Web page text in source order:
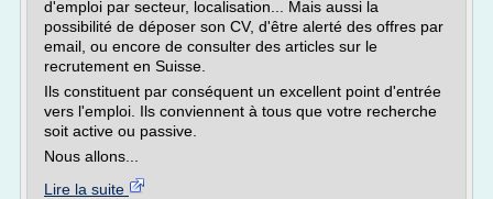
d'emploi par secteur, localisation... Mais aussi la
possibilité de déposer son CV, d'être alerté des offres par
email, ou encore de consulter des articles sur le
recrutement en Suisse.
Ils constituent par conséquent un excellent point d'entrée
vers l'emploi. Ils conviennent à tous que votre recherche
soit active ou passive.
Nous allons...
Lire la suite